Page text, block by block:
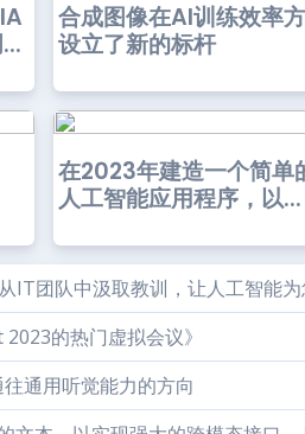
合成图像在AI训练效率
设立了新的标杆
在2023年建造一个简单
人工智能应用程序，以...
IT团队中汲取教训，让人工智能
2023的热门虚拟会议》
通用听觉能力的方向